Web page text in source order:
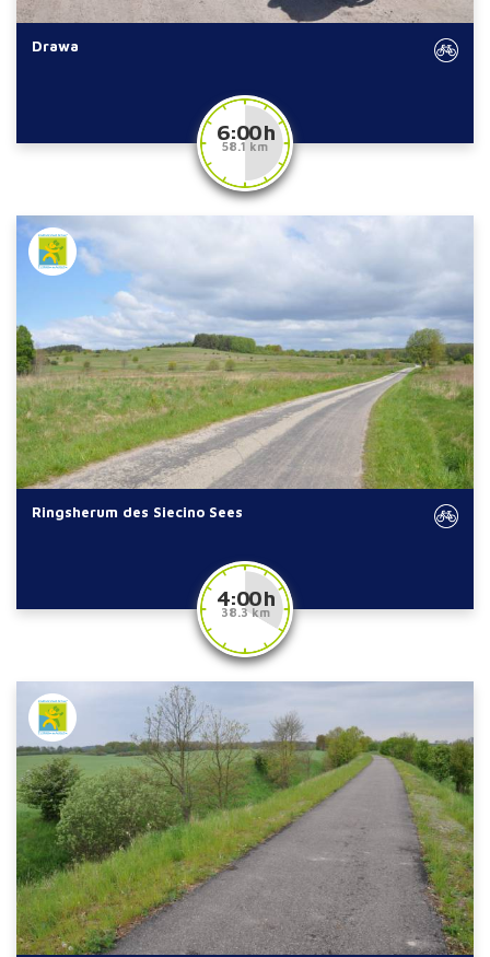
Drawa
6:00 h
58.1 km
Ringsherum des Siecino Sees
4:00 h
38.3 km